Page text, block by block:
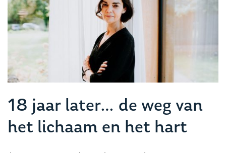
18 jaar later… de weg van
het lichaam en het hart